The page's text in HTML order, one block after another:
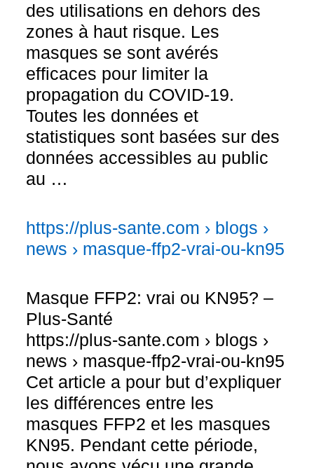
des utilisations en dehors des
zones à haut risque. Les
masques se sont avérés
efficaces pour limiter la
propagation du COVID-19.
Toutes les données et
statistiques sont basées sur des
données accessibles au public
au …
https://plus-sante.com › blogs ›
news › masque-ffp2-vrai-ou-kn95
Masque FFP2: vrai ou KN95? –
Plus-Santé
https://plus-sante.com › blogs ›
news › masque-ffp2-vrai-ou-kn95
Cet article a pour but d’expliquer
les différences entre les
masques FFP2 et les masques
KN95. Pendant cette période,